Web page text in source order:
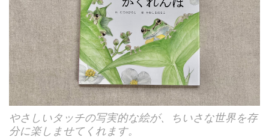
やさしいタッチの写実的な絵が、ちいさな世界を存
分に楽しませてくれます。